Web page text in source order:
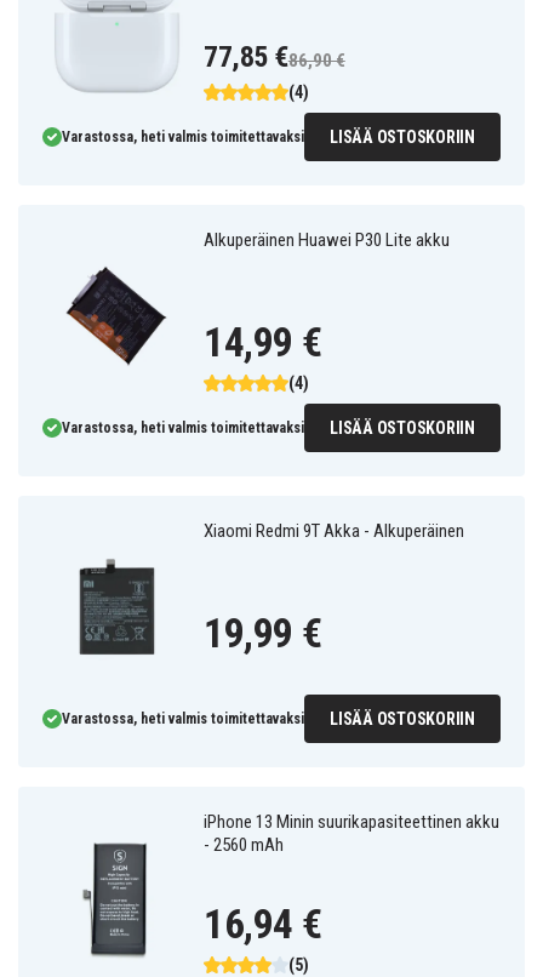
(4)
77,85 €86,90 €
Varastossa, heti valmis toimitettavaksi LISÄÄ OSTOSKORIIN
Alkuperäinen Huawei P30 Lite akku
(4)
14,99 €
Varastossa, heti valmis toimitettavaksi LISÄÄ OSTOSKORIIN
Xiaomi Redmi 9T Akka - Alkuperäinen
19,99 €
Varastossa, heti valmis toimitettavaksi LISÄÄ OSTOSKORIIN
iPhone 13 Minin suurikapasiteettinen akku
- 2560 mAh
(5)
16,94 €